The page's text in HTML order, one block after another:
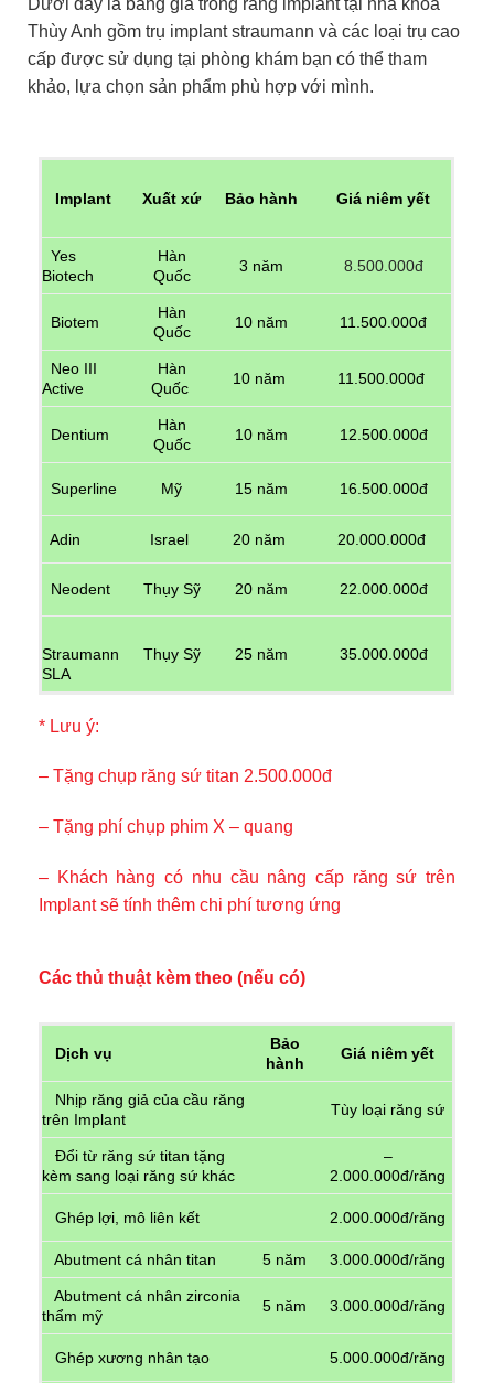
Thùy Anh gồm trụ implant straumann và các loại trụ cao
cấp được sử dụng tại phòng khám bạn có thể tham
khảo, lựa chọn sản phẩm phù hợp với mình.
Implant Xuất xứ Bảo hành Giá niêm yết
Yes
Biotech
Hàn
Quốc
3 năm 8.500.000đ
Biotem
Hàn
Quốc
10 năm 11.500.000đ
Neo III
Active
Hàn
Quốc
10 năm 11.500.000đ
Dentium
Hàn
Quốc
10 năm 12.500.000đ
Superline Mỹ 15 năm 16.500.000đ
Adin Israel 20 năm 20.000.000đ
Neodent Thụy Sỹ 20 năm 22.000.000đ
Straumann
SLA
Thụy Sỹ 25 năm 35.000.000đ
* Lưu ý:
– Tặng chụp răng sứ titan 2.500.000đ
– Tặng phí chụp phim X – quang
– Khách hàng có nhu cầu nâng cấp răng sứ trên
Implant sẽ tính thêm chi phí tương ứng
Các thủ thuật kèm theo (nếu có)
Dịch vụ
Bảo
hành
Giá niêm yết
Nhịp răng giả của cầu răng
trên Implant
Tùy loại răng sứ
Đổi từ răng sứ titan tặng
kèm sang loại răng sứ khác
–
2.000.000đ/răng
Ghép lợi, mô liên kết 2.000.000đ/răng
Abutment cá nhân titan 5 năm 3.000.000đ/răng
Abutment cá nhân zirconia
thẩm mỹ
5 năm 3.000.000đ/răng
Ghép xương nhân tạo 5.000.000đ/răng